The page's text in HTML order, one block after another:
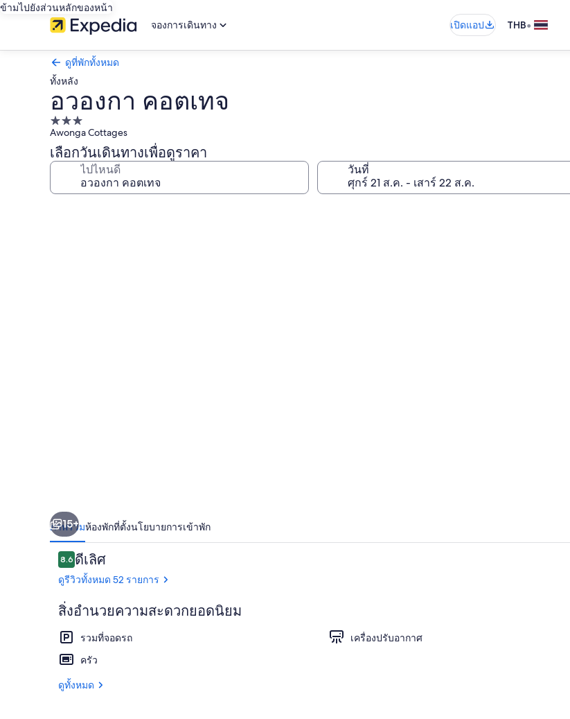
ข้ามไปยังส่วนหลักของหน้า
จองการเดินทาง
เปิดแอป THB•
ดูที่พักทั้งหมด
ทั้งหลัง
อวองกา คอตเทจ
ที่พัก
3.0
ดาว
Awonga Cottages
เลือกวันเดินทางเพื่อดูราคา
ไปไหนดี วันที่
15+
ภาพรวมห้องพักที่ตั้งนโยบายการเข้าพัก
รีวิว
8.68.6 จาก 10
ดีเลิศ
ดูรีวิวทั้งหมด 52 รายการ
สิ่งอำนวยความสะดวกยอดนิยม
รวมที่จอดรถ
เครื่องปรับอากาศ
ครัว
ดูทั้งหมด